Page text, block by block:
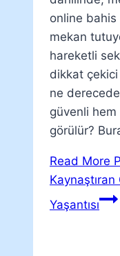
online bahis
mekan
hareketli
dikkat çekici
ne
güvenli
görülür?
Read More
Yaşantısı